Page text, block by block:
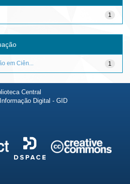
1
1
em Ciên...
Central
Digital - GID